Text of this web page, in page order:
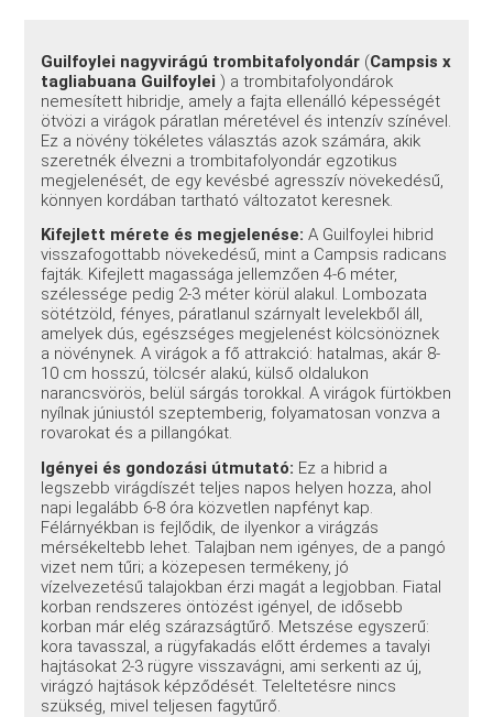
Guilfoylei nagyvirágú trombitafolyondár (Campsis x
tagliabuana Guilfoylei) a trombitafolyondárok
nemesített hibridje, amely a fajta ellenálló képességét
ötvözi a virágok páratlan méretével és intenzív színével.
Ez a növény tökéletes választás azok számára, akik
szeretnék élvezni a trombitafolyondár egzotikus
megjelenését, de egy kevésbé agresszív növekedésű,
könnyen kordában tartható változatot keresnek.
Kifejlett mérete és megjelenése: A Guilfoylei hibrid
visszafogottabb növekedésű, mint a Campsis radicans
fajták. Kifejlett magassága jellemzően 4-6 méter,
szélessége pedig 2-3 méter körül alakul. Lombozata
sötétzöld, fényes, páratlanul szárnyalt levelekből áll,
amelyek dús, egészséges megjelenést kölcsönöznek
a növénynek. A virágok a fő attrakció: hatalmas, akár 8-
10 cm hosszú, tölcsér alakú, külső oldalukon
narancsvörös, belül sárgás torokkal. A virágok fürtökben
nyílnak júniustól szeptemberig, folyamatosan vonzva a
rovarokat és a pillangókat.
Igényei és gondozási útmutató: Ez a hibrid a
legszebb virágdíszét teljes napos helyen hozza, ahol
napi legalább 6-8 óra közvetlen napfényt kap.
Félárnyékban is fejlődik, de ilyenkor a virágzás
mérsékeltebb lehet. Talajban nem igényes, de a pangó
vizet nem tűri; a közepesen termékeny, jó
vízelvezetésű talajokban érzi magát a legjobban. Fiatal
korban rendszeres öntözést igényel, de idősebb
korban már elég szárazságtűrő. Metszése egyszerű:
kora tavasszal, a rügyfakadás előtt érdemes a tavalyi
hajtásokat 2-3 rügyre visszavágni, ami serkenti az új,
virágzó hajtások képződését. Teleltetésre nincs
szükség, mivel teljesen fagytűrő.